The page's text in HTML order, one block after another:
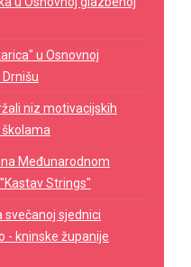
u Osnovnoj
niz motivacijskih
Međunarodnom
Strings"
svečanoj sjednici
- kninske županije